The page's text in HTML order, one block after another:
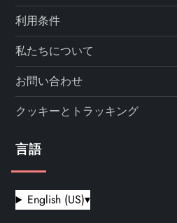
利用条件
私たちについて
お問い合わせ
クッキーとトラッキング
言語
English (US)▾